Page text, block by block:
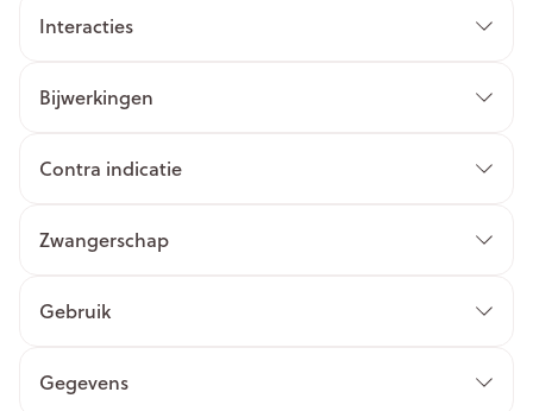
Interacties
Bijwerkingen
Contra indicatie
Zwangerschap
Gebruik
Gegevens